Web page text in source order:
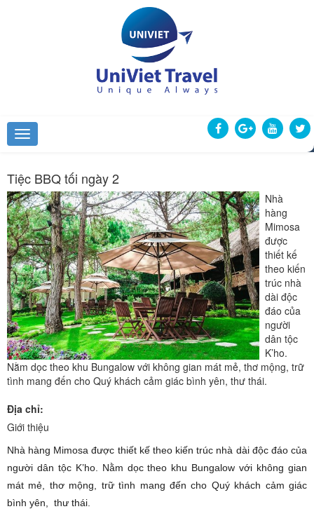
Tiệc BBQ tối ngày 2
Nhà
hàng
Mimosa
được
thiết kế
theo kiến
trúc nhà
dài độc
đáo của
người
dân tộc
K’ho.
Nằm dọc theo khu Bungalow với không gian mát mẻ, thơ mộng, trữ
tình mang đến cho Quý khách cảm giác bình yên, thư thái.
Địa chỉ:
Giới thiệu
Nhà hàng Mimosa được thiết kế theo kiến trúc nhà dài độc đáo của
người dân tộc K’ho. Nằm dọc theo khu Bungalow với không gian
mát mẻ, thơ mộng, trữ tình mang đến cho Quý khách cảm giác
bình yên, thư thái.